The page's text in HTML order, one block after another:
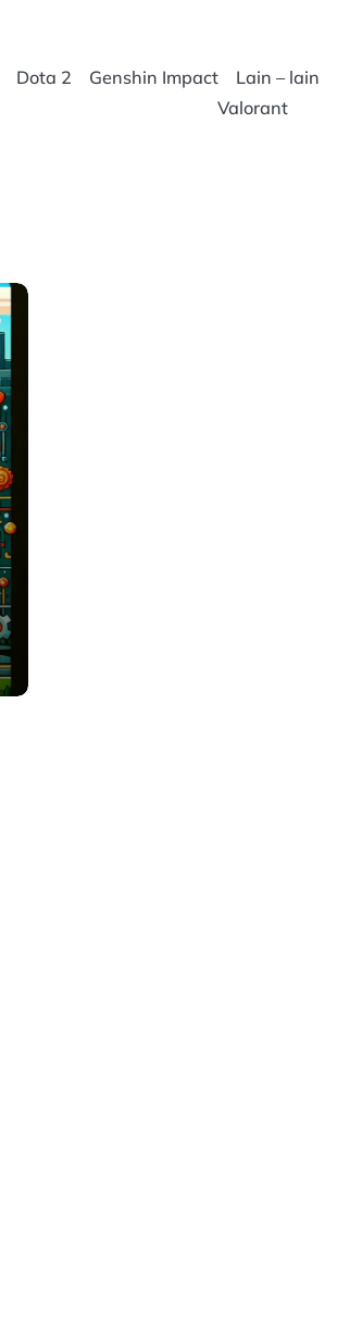
Dota 2 Genshin Impact Lain – lain
Valorant